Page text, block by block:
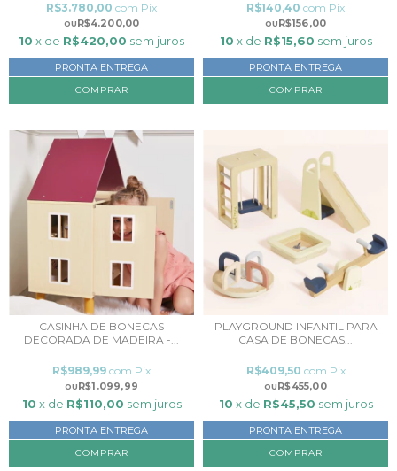
R$4.200,00
R$3.780,00 com Pix
10 x de R$420,00 sem juros
PRONTA ENTREGA
R$156,00
R$140,40 com Pix
10 x de R$15,60 sem juros
PRONTA ENTREGA
CASINHA DE BONECAS
DECORADA DE MADEIRA -...
R$1.099,99
R$989,99 com Pix
10 x de R$110,00 sem juros
PRONTA ENTREGA
PLAYGROUND INFANTIL PARA
CASA DE BONECAS...
R$455,00
R$409,50 com Pix
10 x de R$45,50 sem juros
PRONTA ENTREGA